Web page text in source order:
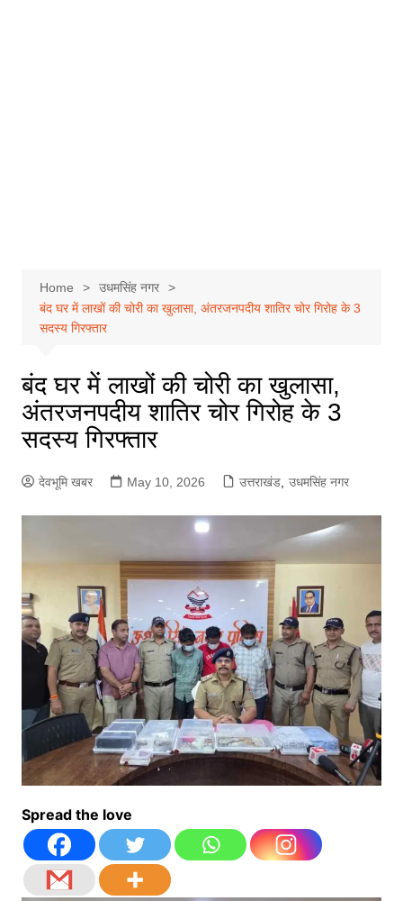
Home
उधमसिंह नगर
बंद घर में लाखों की चोरी का खुलासा, अंतरजनपदीय शातिर चोर गिरोह के 3
सदस्य गिरफ्तार
बंद घर में लाखों की चोरी का खुलासा,
अंतरजनपदीय शातिर चोर गिरोह के 3
सदस्य गिरफ्तार
देवभूमि खबर May 10, 2026 उत्तराखंड, उधमसिंह नगर
Spread the love